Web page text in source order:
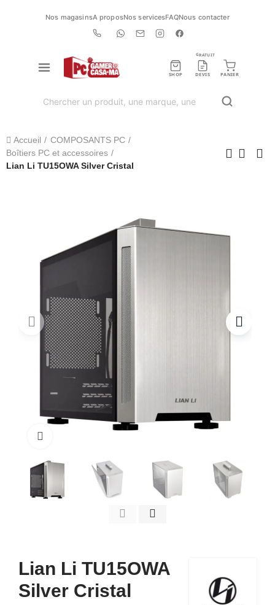
Nos magasinsA proposNos servicesFAQNous contacter
SHOP DEVIS
GRATUIT
PANIER
Accueil
COMPOSANTS PC
Boîtiers PC et accessoires
Lian Li TU15OWA Silver Cristal
Lian Li TU15OWA
Silver Cristal